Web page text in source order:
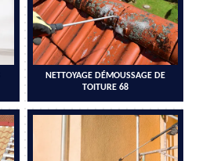
NETTOYAGE DÉMOUSSAGE DE
TOITURE 68